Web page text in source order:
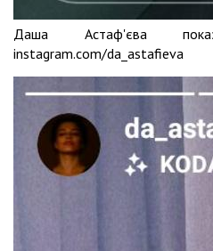
Даша Астаф'єва
instagram.com/da_astafieva